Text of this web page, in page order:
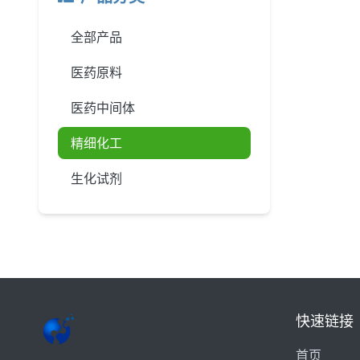
全部产品
医药原料
医药中间体
精细化工
生化试剂
快速链接
首页